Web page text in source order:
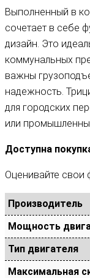
Выполненный в
сочетает в себе
дизайн. Это
коммунальных
важны
надежность.
для городских
или
Доступна
Оценивайте
Производитель
Мощность
Тип двигателя
Максимальная